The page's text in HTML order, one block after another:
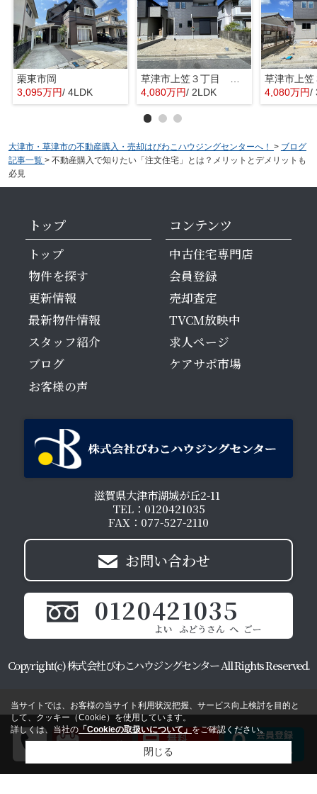
栗東市岡
3,095万円/ 4LDK
草津市上笠３丁目 分譲2区画2号棟
4,080万円/ 2LDK 4,080万円/
大津市・草津市の不動産購入・売却はびわこハウジングセンターへ！ > ブログ
記事一覧 > 不動産購入で知りたい「注文住宅」とは？メリットとデメリットも
必見
トップ
トップ
物件を探す
更新情報
最新物件情報
スタッフ紹介
ブログ
お客様の声
コンテンツ
中古住宅専門店
会員登録
売却査定
TVCM放映中
求人ページ
ケアサポ市場
滋賀県大津市湖城が丘2-11
TEL：0120421035
FAX：077-527-2110
お問い合わせ
0120421035
Copyright(c) 株式会社びわこハウジングセンター All Rights Reserved.
当サイトでは、お客様の当サイト利用状況把握、サービス向上検討を目的と
して、クッキー（Cookie）を使用しています。
詳しくは、当社の 「Cookieの取扱いについて」 をご確認ください。
閉じる